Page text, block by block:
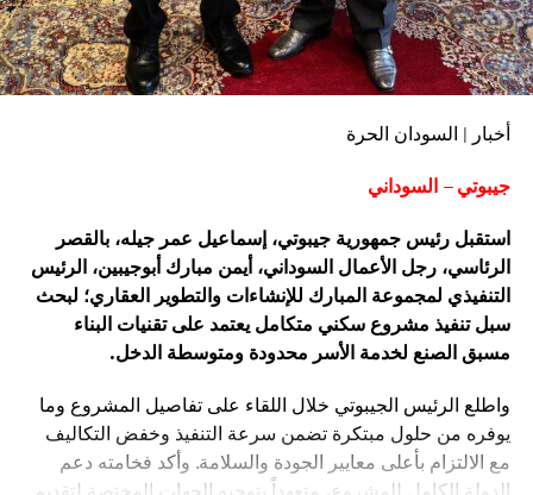
أخبار | السودان الحرة
جيبوتي – السوداني
استقبل رئيس جمهورية جيبوتي، إسماعيل عمر جيله، بالقصر
الرئاسي، رجل الأعمال السوداني، أيمن مبارك أبوجيبين، الرئيس
التنفيذي لمجموعة المبارك للإنشاءات والتطوير العقاري؛ لبحث
سبل تنفيذ مشروع سكني متكامل يعتمد على تقنيات البناء
مسبق الصنع لخدمة الأسر محدودة ومتوسطة الدخل.
واطلع الرئيس الجيبوتي خلال اللقاء على تفاصيل المشروع وما
يوفره من حلول مبتكرة تضمن سرعة التنفيذ وخفض التكاليف
مع الالتزام بأعلى معايير الجودة والسلامة. وأكد فخامته دعم